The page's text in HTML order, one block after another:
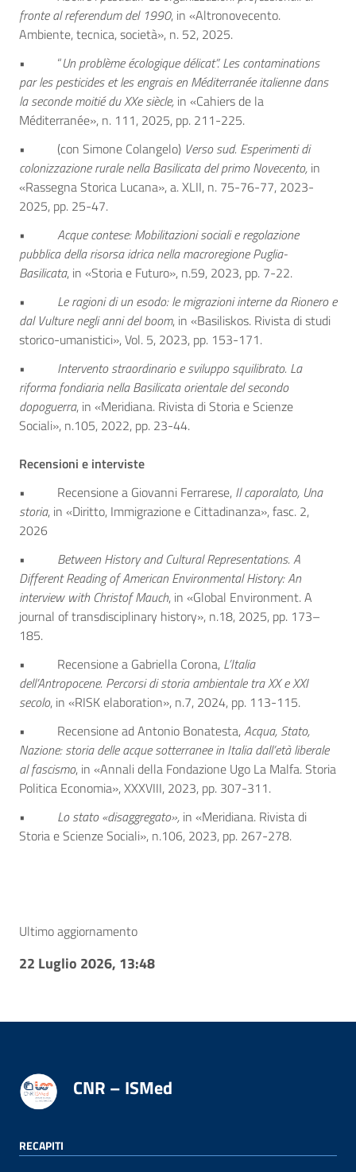
fronte al referendum del 1990, in «Altronovecento.
Ambiente, tecnica, società», n. 52, 2025.
• “Un problème écologique délicat”. Les contaminations
par les pesticides et les engrais en Méditerranée italienne dans
la seconde moitié du XXe siècle, in «Cahiers de la
Méditerranée», n. 111, 2025, pp. 211-225.
• (con Simone Colangelo) Verso sud. Esperimenti di
colonizzazione rurale nella Basilicata del primo Novecento, in
«Rassegna Storica Lucana», a. XLII, n. 75-76-77, 2023-
2025, pp. 25-47.
• Acque contese: Mobilitazioni sociali e regolazione
pubblica della risorsa idrica nella macroregione Puglia-
Basilicata, in «Storia e Futuro», n.59, 2023, pp. 7-22.
• Le ragioni di un esodo: le migrazioni interne da Rionero e
dal Vulture negli anni del boom, in «Basiliskos. Rivista di studi
storico-umanistici», Vol. 5, 2023, pp. 153-171.
• Intervento straordinario e sviluppo squilibrato. La
riforma fondiaria nella Basilicata orientale del secondo
dopoguerra, in «Meridiana. Rivista di Storia e Scienze
Sociali», n.105, 2022, pp. 23-44.
Recensioni e interviste
• Recensione a Giovanni Ferrarese, Il caporalato, Una
storia, in «Diritto, Immigrazione e Cittadinanza», fasc. 2,
2026
• Between History and Cultural Representations. A
Different Reading of American Environmental History: An
interview with Christof Mauch, in «Global Environment. A
journal of transdisciplinary history», n.18, 2025, pp. 173–
185.
• Recensione a Gabriella Corona, L’Italia
dell’Antropocene. Percorsi di storia ambientale tra XX e XXI
secolo, in «RISK elaboration», n.7, 2024, pp. 113-115.
• Recensione ad Antonio Bonatesta,Acqua, Stato,
Nazione: storia delle acque sotterranee in Italia dall’età liberale
al fascismo, in «Annali della Fondazione Ugo La Malfa. Storia
Politica Economia», XXXVIII, 2023, pp. 307-311.
• Lo stato «disaggregato», in «Meridiana. Rivista di
Storia e Scienze Sociali», n.106, 2023, pp. 267-278.
Ultimo aggiornamento
22 Luglio 2026, 13:48
CNR – ISMed
RECAPITI